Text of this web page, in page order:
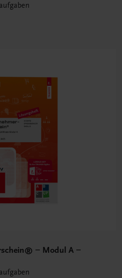
– Modul A –